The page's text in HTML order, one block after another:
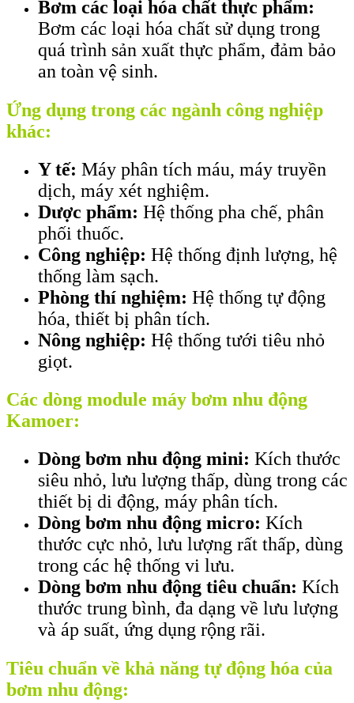
Bơm các loại hóa chất thực phẩm:
Bơm các loại hóa chất sử dụng trong
quá trình sản xuất thực phẩm, đảm bảo
an toàn vệ sinh.
Ứng dụng trong các ngành công nghiệp
khác:
Y tế: Máy phân tích máu, máy truyền
dịch, máy xét nghiệm.
Dược phẩm: Hệ thống pha chế, phân
phối thuốc.
Công nghiệp: Hệ thống định lượng, hệ
thống làm sạch.
Phòng thí nghiệm: Hệ thống tự động
hóa, thiết bị phân tích.
Nông nghiệp: Hệ thống tưới tiêu nhỏ
giọt.
Các dòng module máy bơm nhu động
Kamoer:
Dòng bơm nhu động mini: Kích thước
siêu nhỏ, lưu lượng thấp, dùng trong các
thiết bị di động, máy phân tích.
Dòng bơm nhu động micro: Kích
thước cực nhỏ, lưu lượng rất thấp, dùng
trong các hệ thống vi lưu.
Dòng bơm nhu động tiêu chuẩn: Kích
thước trung bình, đa dạng về lưu lượng
và áp suất, ứng dụng rộng rãi.
Tiêu chuẩn về khả năng tự động hóa của
bơm nhu động: